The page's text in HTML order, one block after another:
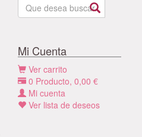
Mi Cuenta
Ver carrito
0 Producto, 0,00 €
Mi cuenta
Ver lista de deseos